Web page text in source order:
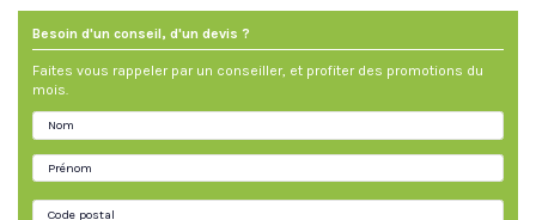
Besoin d'un conseil, d'un devis ?
Faites vous rappeler par un conseiller, et profiter des promotions du
mois.